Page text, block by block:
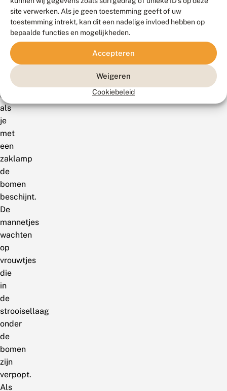
site verwerken. Als je geen toestemming geeft of uw
toestemming intrekt, kan dit een nadelige invloed hebben op
bepaalde functies en mogelijkheden.
Accepteren
Weigeren
Cookiebeleid
vleugels
omhoog,
waardoor
lichte
‘zeiltjes’
erg
opvallen
als
je
met
een
zaklamp
de
bomen
beschijnt.
De
mannetjes
wachten
op
vrouwtjes
die
in
de
strooisellaag
onder
de
bomen
zijn
verpopt.
Als